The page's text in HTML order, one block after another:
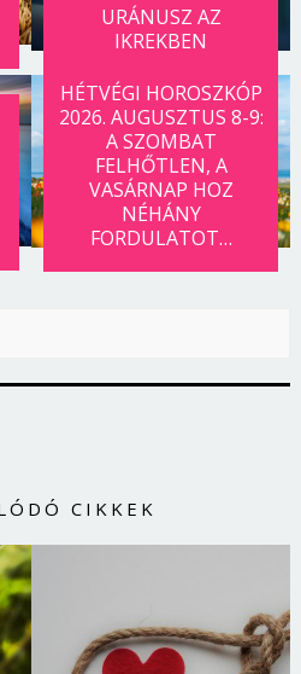
URÁNUSZ AZ
IKREKBEN
HÉTVÉGI HOROSZKÓP
2026. AUGUSZTUS 8-9:
A SZOMBAT
FELHŐTLEN, A
VASÁRNAP HOZ
NÉHÁNY
FORDULATOT…
CIKKEK